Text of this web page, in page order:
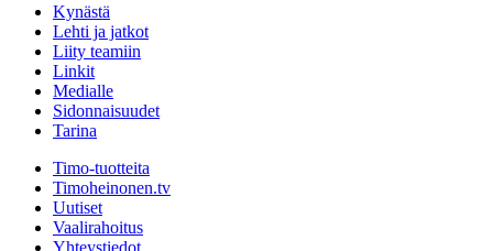
Kynästä
Lehti ja jatkot
Liity teamiin
Linkit
Medialle
Sidonnaisuudet
Tarina
Timo-tuotteita
Timoheinonen.tv
Uutiset
Vaalirahoitus
Yhteystiedot